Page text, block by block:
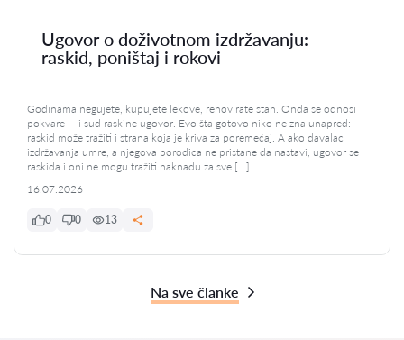
Ugovor o doživotnom izdržavanju:
raskid, poništaj i rokovi
Godinama negujete, kupujete lekove, renovirate stan. Onda se odnosi
pokvare — i sud raskine ugovor. Evo šta gotovo niko ne zna unapred:
raskid može tražiti i strana koja je kriva za poremećaj. A ako davalac
izdržavanja umre, a njegova porodica ne pristane da nastavi, ugovor se
raskida i oni ne mogu tražiti naknadu za sve […]
16.07.2026
0 0 13
Na sve članke